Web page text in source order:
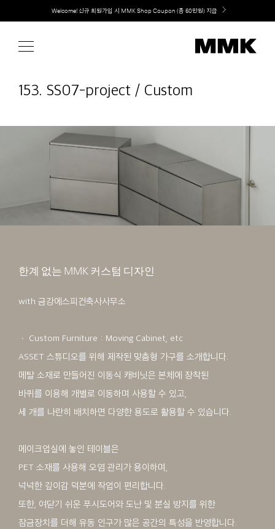
content
취향대로 완성하는 커스텀 아일랜드 키친, MMK The Island 출시
153. SS07-project / Custom
한계 없는 MMK 커스텀 디자인
with 금강에스피건축사사무소
ㆍ Custom Furniture : Moving Cabinet, etc
ASSET 스튜디오를 위해 제작된 맞춤형 가구를 소개합니다.
메탈 소재로 만들어진 이동식 캐비닛은 본체에 장착된
바퀴를 이용해 개별로 이동하며 사용할 수 있고,
세 개를 나란히 배치하면 다양한 용도로 활용할 수 있습니다.
메이크업실에 놓인 테이블은
PET 소재를 사용해 오염 관리가 용이하며,
넉넉한 깊이감 덕분에 작업이 편리합니다.
또한, 여닫기 쉬운 푸시도어와 도난 및 분실 방지를 위한
잠금장치를 더해 유동 인구가 많은 공간의 특성을 반영합니다.